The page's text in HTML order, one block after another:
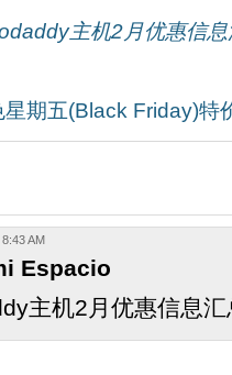
主机2月优惠信息
期五(Black Friday)特
AM
Espacio
主机2月优惠信息